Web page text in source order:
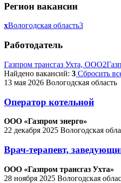
Регион вакансии
xВологодская область3
Работодатель
Газпром трансгаз Ухта, ООО2
Найдено вакансий: 3 Сбросить
13 мая 2026 Вологодская область
Оператор котельной
ООО «Газпром энерго»
22 декабря 2025 Вологодская
Врач-терапевт,
ООО «Газпром трансгаз Ухта»
28 ноября 2025 Вологодская